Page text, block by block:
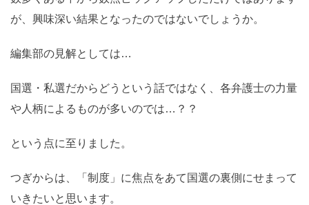
が、興味深い結果となったのではないでしょうか。
編集部の見解としては…
国選・私選だからどうという話ではなく、各弁護士の力量
や人柄によるものが多いのでは…？？
という点に至りました。
つぎからは、「制度」に焦点をあて国選の裏側にせまって
いきたいと思います。